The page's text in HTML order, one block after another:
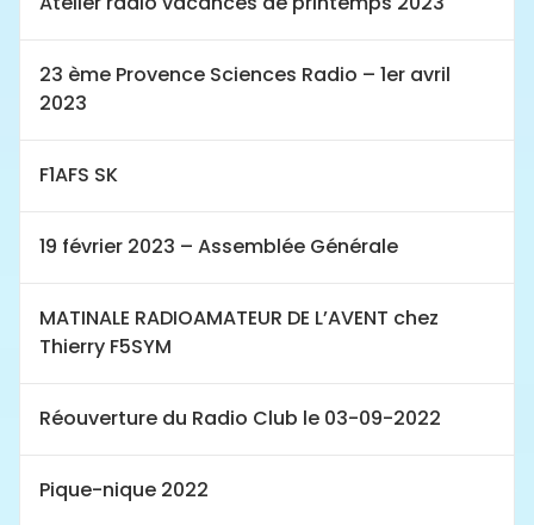
23 ème Provence Sciences Radio – 1er avril
2023
F1AFS SK
19 février 2023 – Assemblée Générale
MATINALE RADIOAMATEUR DE L’AVENT chez
Thierry F5SYM
Réouverture du Radio Club le 03-09-2022
Pique-nique 2022